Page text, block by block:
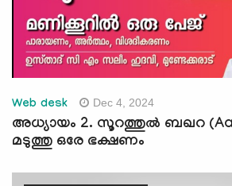
Web desk Dec 4, 2024
അധ്യായം 2. സൂറത്തുല്‍ ബഖറ
മടുത്തു ഒരേ ഭക്ഷണം